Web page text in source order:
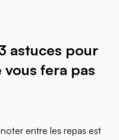
astuces pour
fera pas
entre les repas est